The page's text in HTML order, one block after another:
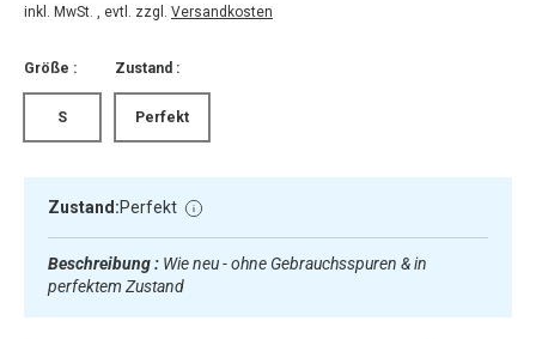
inkl. MwSt. , evtl. zzgl. Versandkosten
Größe :
S
Zustand :
Perfekt
Zustand:Perfekt
Beschreibung : Wie neu - ohne Gebrauchsspuren & in
perfektem Zustand